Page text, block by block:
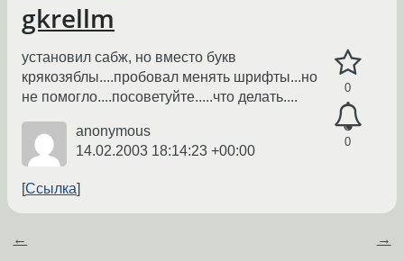
gkrellm
0
0
установил сабж, но вместо букв
крякозяблы....пробовал менять шрифты...но
не помогло....посоветуйте.....что делать....
anonymous
14.02.2003 18:14:23 +00:00
Ссылка
← →